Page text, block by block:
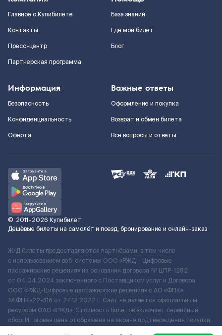
Главное о Купибилете
Контакты
Пресс-центр
Партнерская программа
База знаний
Где мой билет
Блог
Информация
Безопасность
Конфиденциальность
Оферта
Важные ответы
Оформление и покупка
Возврат и обмен билета
Все вопросы и ответы
© 2011–2026 Купибилет
Дешёвые билеты на самолёт и поезд, бронирование и онлайн-заказ
Ж/Д билеты предоставляются партнёрами, в том числе
с использованием веб-системы ООО «РЖД – Цифровые
пассажирские решения» на основании договора № ЦПР-1282
от 04.04.2024 заключенного с Поставщиком услуг и Договора
ООО «РЖД-Цифровые пассажирские решения» c АО «ФПК»
№ ФПК-22-316 от 27.12.2022 г. Сайт не является официальным
ресурсом ОАО «РЖД». Стоимость билетов включает сервисный
сбор. Итоговая цена отображена на экране подтверждения покупки.